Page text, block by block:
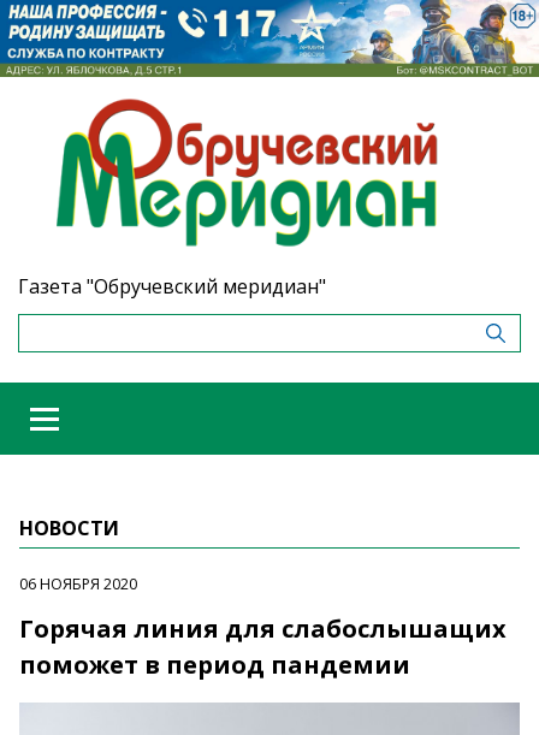
Газета "Обручевский меридиан"
НОВОСТИ
06 НОЯБРЯ 2020
Горячая линия для слабослышащих
поможет в период пандемии